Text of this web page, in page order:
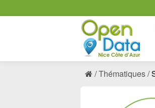
Thématiques